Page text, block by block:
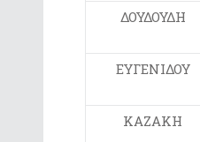
ΔΟΥΔΟΥΔΗ
ΕΥΓΕΝΙΔΟΥ
ΚΑΖΑΚΗ